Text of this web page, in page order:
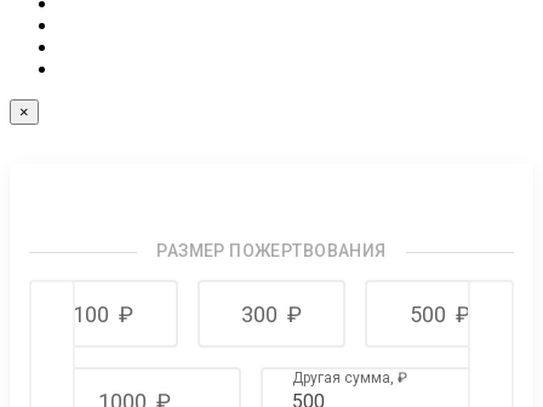
×
РАЗМЕР ПОЖЕРТВОВАНИЯ
100 ₽ 300 ₽ 500 ₽
1000 ₽
Другая сумма, ₽